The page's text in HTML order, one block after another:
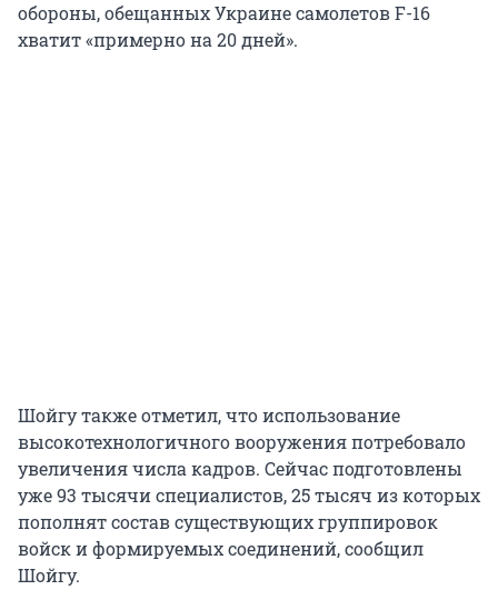
обороны, обещанных Украине самолетов F-16
хватит «примерно на 20 дней».
Шойгу также отметил, что использование
высокотехнологичного вооружения потребовало
увеличения числа кадров. Сейчас подготовлены
уже 93 тысячи специалистов, 25 тысяч из которых
пополнят состав существующих группировок
войск и формируемых соединений, сообщил
Шойгу.